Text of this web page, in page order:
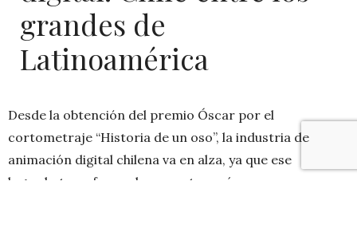
grandes de
Latinoamérica
Desde la obtención del premio Óscar por el
cortometraje “Historia de un oso”, la industria de
animación digital chilena va en alza, ya que ese
logro hatransformado a nuestro país como